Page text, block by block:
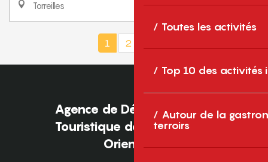
Toutes les activités
Top 10 des activités
Autour de la
terroirs
Torreilles
1 2
Agence de Développement
Touristique des Pyrénées-
Orientales